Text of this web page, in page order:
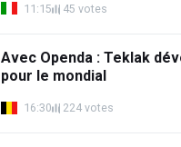
11:15 45 votes
Avec Openda : Teklak
pour le mondial
16:30 224 votes